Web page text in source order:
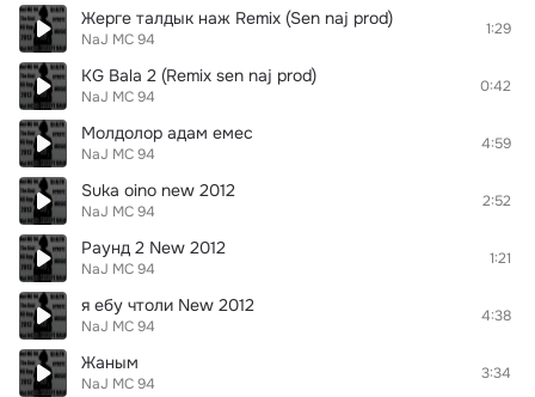
Жерге талдык наж Remix (Sen naj prod)
NaJ MC 94
1:29
KG Bala 2 (Remix sen naj prod)
NaJ MC 94
0:42
Молдолор адам емес
NaJ MC 94
4:59
Suka oino nеw 2012
NaJ MC 94
2:52
Раунд 2 New 2012
NaJ MC 94
1:21
я ебу чтоли Nеw 2012
NaJ MC 94
4:38
Жаным
NaJ MC 94
3:34